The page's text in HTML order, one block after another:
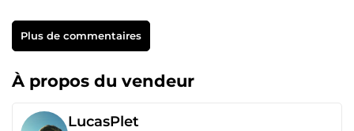
Plus de commentaires
À propos du vendeur
LucasPlet